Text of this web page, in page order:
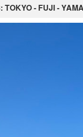
TOKYO - FUJI -